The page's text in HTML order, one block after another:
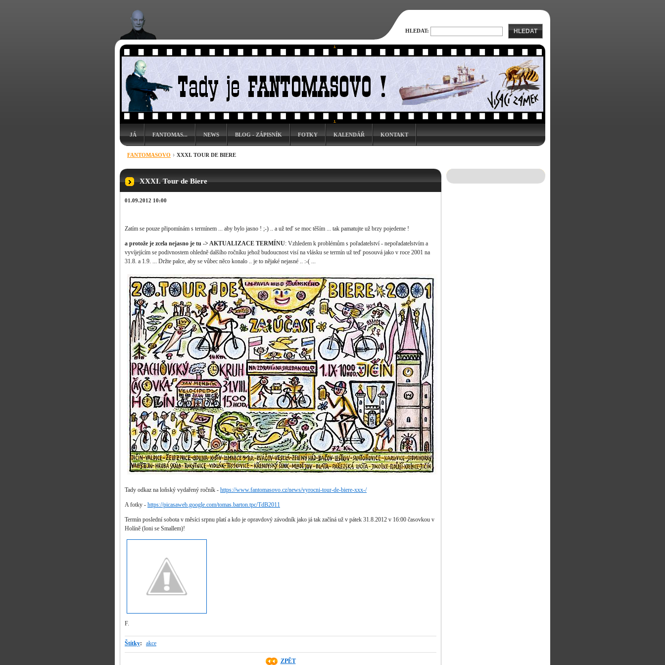
JÁ FANTOMAS... NEWS BLOG - ZÁPISNÍK FOTKY KALENDÁŘ KONTAKT
FANTOMASOVO XXXI. TOUR DE BIERE
XXXI. Tour de Biere
01.09.2012 10:00
Zatím se pouze připomínám s termínem ... aby bylo jasno ! ;-) .. a už teď se moc těším ... tak pamatujte už brzy pojedeme !
a protože je zcela nejasno je tu -> AKTUALIZACE TERMÍNU: Vzhledem k problémům s pořadatelství - nepořadatelstvím a
vyvíjejícím se podivnostem ohledně dalšího ročníku jehož budoucnost visí na vlásku se termín už teď posouvá jako v roce 2001 na
31.8. a 1.9. ... Držte palce, aby se vůbec něco konalo .. je to nějaké nejasné .. :-( ...
Tady odkaz na loňský vydařený ročník - https://www.fantomasovo.cz/news/vyrocni-tour-de-biere-xxx-/
A fotky - https://picasaweb.google.com/tomas.barton.tpc/TdB2011
Termín poslední sobota v měsíci srpnu platí a kdo je opravdový závodník jako já tak začíná už v pátek 31.8.2012 v 16:00 časovkou v
Holíně (loni se Smallem)!
F.
Štítky: akce
ZPĚT
HLEDAT: HLEDAT